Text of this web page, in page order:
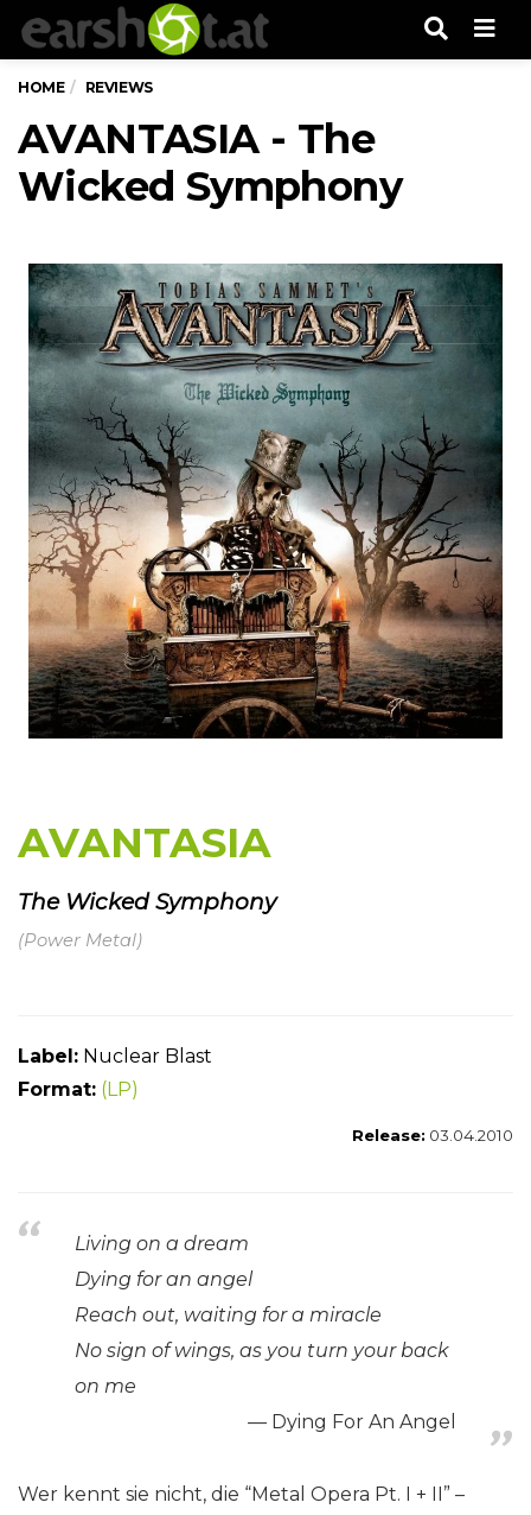
HOME REVIEWS
AVANTASIA - The
Wicked Symphony
AVANTASIA
The Wicked Symphony
(Power Metal)
Label: Nuclear Blast
Format: (LP)
Release: 03.04.2010
Living on a dream
Dying for an angel
Reach out, waiting for a miracle
No sign of wings, as you turn your back
on me
Dying For An Angel
Wer kennt sie nicht, die “Metal Opera Pt. I + II” –